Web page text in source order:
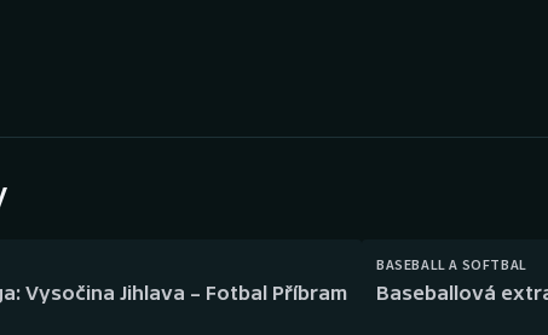
Gymnastika Plážový volejbal
Vysočina Jihlava – Fotbal Příbram
BASEBALL A SOFTBAL
Baseballová